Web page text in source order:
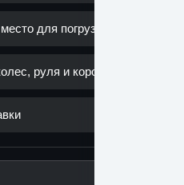
для погрузки
руля и коробки